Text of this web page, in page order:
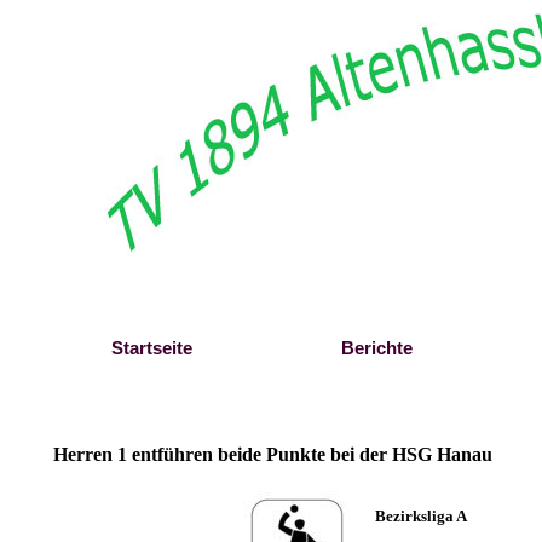
Startseite Berichte
Herren 1 entführen beide Punkte bei der HSG Hanau
Bezirksliga A